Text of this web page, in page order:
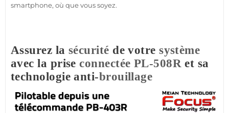
smartphone, où que vous soyez.
Assurez la sécurité de votresystème
avec la priseconnectée PL-508R et sa
technologie anti-brouillage